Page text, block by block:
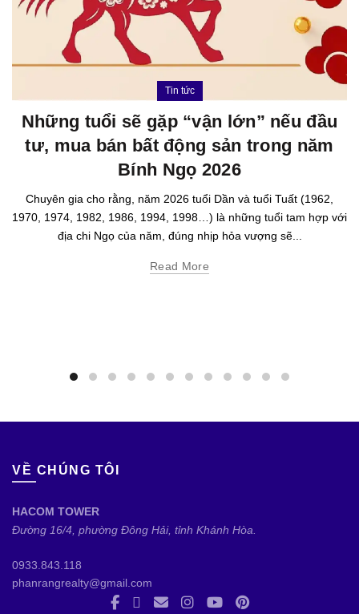
Tin tức
Những tuổi sẽ gặp “vận lớn” nếu đầu
tư, mua bán bất động sản trong năm
Bính Ngọ 2026
Chuyên gia cho rằng, năm 2026 tuổi Dần và tuổi Tuất (1962,
1970, 1974, 1982, 1986, 1994, 1998…) là những tuổi tam hợp với
địa chi Ngọ của năm, đúng nhịp hỏa vượng sẽ...
Read More
VỀ CHÚNG TÔI
HACOM TOWER
Đường 16/4, phường Đông Hải, tỉnh Khánh Hòa.
0933.843.118
phanrangrealty@gmail.com